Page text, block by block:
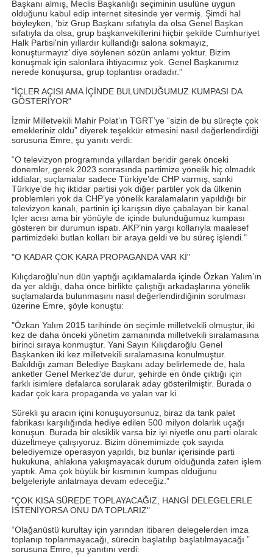
Başkanı almış, Meclis Başkanlığı seçiminin usulüne uygun
olduğunu kabul edip internet sitesinde yer vermiş. Şimdi hal
böyleyken, ‘biz Grup Başkanı sıfatıyla da olsa Genel Başkan
sıfatıyla da olsa, grup başkanvekillerini hiçbir şekilde Cumhuriyet
Halk Partisi'nin yıllardır kullandığı salona sokmayız,
konuşturmayız’ diye söylenen sözün anlamı yoktur. Bizim
konuşmak için salonlara ihtiyacımız yok. Genel Başkanımız
nerede konuşursa, grup toplantısı oradadır.”
"İÇLER AÇISI AMA İÇİNDE BULUNDUĞUMUZ KUMPASI DA
GÖSTERİYOR"
İzmir Milletvekili Mahir Polat’ın TGRT’ye “sizin de bu süreçte çok
emekleriniz oldu” diyerek teşekkür etmesini nasıl değerlendirdiği
sorusuna Emre, şu yanıtı verdi:
“O televizyon programında yıllardan beridir gerek önceki
dönemler, gerek 2023 sonrasında partimize yönelik hiç olmadık
iddialar, suçlamalar sadece Türkiye’de CHP varmış, sanki
Türkiye’de hiç iktidar partisi yok diğer partiler yok da ülkenin
problemleri yok da CHP’ye yönelik karalamaların yapıldığı bir
televizyon kanalı, partinin içi karışsın diye çabalayan bir kanal.
İçler acısı ama bir yönüyle de içinde bulunduğumuz kumpası
gösteren bir durumun ispatı. AKP’nin yargı kollarıyla maalesef
partimizdeki butlan kolları bir araya geldi ve bu süreç işlendi."
"O KADAR ÇOK KARA PROPAGANDA VAR Kİ"
Kılıçdaroğlu’nun dün yaptığı açıklamalarda içinde Özkan Yalım’ın
da yer aldığı, daha önce birlikte çalıştığı arkadaşlarına yönelik
suçlamalarda bulunmasını nasıl değerlendirdiğinin sorulması
üzerine Emre, şöyle konuştu:
"Özkan Yalım 2015 tarihinde ön seçimle milletvekili olmuştur, iki
kez de daha önceki yönetim zamanında milletvekili sıralamasına
birinci sıraya konmuştur. Yani Sayın Kılıçdaroğlu Genel
Başkanken iki kez milletvekili sıralamasına konulmuştur.
Bakıldığı zaman Belediye Başkanı aday belirlemede de, hala
anketler Genel Merkez’de durur, şehirde en önde çıktığı için
farklı isimlere defalarca sorularak aday gösterilmiştir. Burada o
kadar çok kara propaganda ve yalan var ki.
Sürekli şu aracın içini konuşuyorsunuz, biraz da tank palet
fabrikası karşılığında hediye edilen 500 milyon dolarlık uçağı
konuşun. Burada bir eksiklik varsa biz iyi niyetle onu parti olarak
düzeltmeye çalışıyoruz. Bizim dönemimizde çok sayıda
belediyemize operasyon yapıldı, biz bunlar içerisinde parti
hukukuna, ahlakına yakışmayacak durum olduğunda zaten işlem
yaptık. Ama çok büyük bir kısmının kumpas olduğunu
belgeleriyle anlatmaya devam edeceğiz.”
"ÇOK KISA SÜREDE TOPLAYACAĞIZ, HANGİ DELEGELERLE
İSTENİYORSA ONU DA TOPLARIZ"
“Olağanüstü kurultay için yarından itibaren delegelerden imza
toplanıp toplanmayacağı, sürecin başlatılıp başlatılmayacağı ”
sorusuna Emre, şu yanıtını verdi: